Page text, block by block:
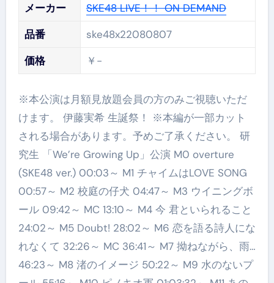
メーカー
SKE48 LIVE！！ ON DEMAND
品番
ske48x22080807
価格
￥-
※本公演は月額見放題会員の方のみご視聴いただ
けます。 伊藤実希 生誕祭！ ※本編が一部カット
される場合があります。予めご了承ください。 研
究生 「We’re Growing Up」公演 M0 overture
(SKE48 ver.) 00:03～ M1 チャイムはLOVE SONG
00:57～ M2 校庭の仔犬 04:47～ M3 ウイニングボ
ール 09:42～ MC 13:10～ M4 今 君といられること
24:02～ M5 Doubt! 28:02～ M6 恋を語る詩人にな
れなくて 32:26～ MC 36:41～ M7 拗ねながら、雨…
46:23～ M8 渚のイメージ 50:22～ M9 水のないプ